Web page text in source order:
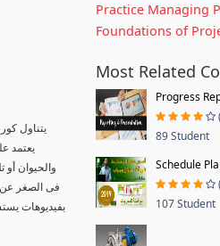
يتناول
يعتمد
والحيوان أو
فى الصغر عن
بفيديوهات
Practice Managing
Foundations of
Most Related
Progress
89 Student
Schedule
107 Student